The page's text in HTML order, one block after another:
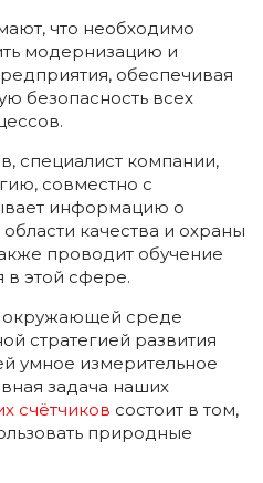
что необходимо
модернизацию и
обеспечивая
безопасность всех
специалист компании,
совместно с
информацию о
качества и охраны
проводит обучение
в этой сфере.
среде
стратегией развития
умное измерительное
задача наших
счётчиков состоит в том,
природные